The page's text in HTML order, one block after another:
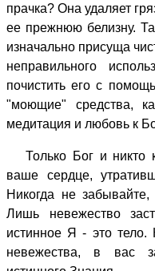
прачка? Она удаляет
ее прежнюю белизну.
изначально присуща
неправильного
почистить его с
"моющие" средства,
медитация и любовь к
Только Бог и никто
ваше сердце,
Никогда не
Лишь невежество
истинное Я - это тело.
невежества, в вас